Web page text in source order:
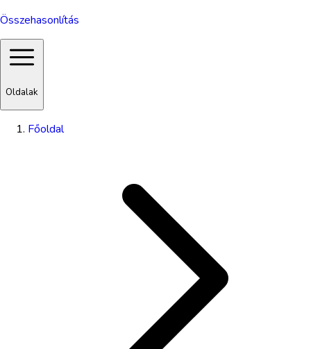
Összehasonlítás
Oldalak
Főoldal